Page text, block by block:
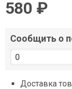
580 ₽
Сообщить о
Доставка